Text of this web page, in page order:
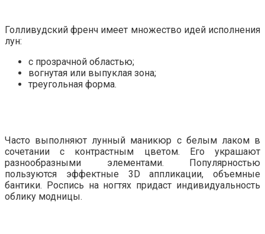
Голливудский френч имеет множество идей исполнения
лун:
с прозрачной областью;
вогнутая или выпуклая зона;
треугольная форма.
Часто выполняют лунный маникюр с белым лаком в
сочетании с контрастным цветом. Его украшают
разнообразными элементами. Популярностью
пользуются эффектные 3D аппликации, объемные
бантики. Роспись на ногтях придаст индивидуальность
облику модницы.